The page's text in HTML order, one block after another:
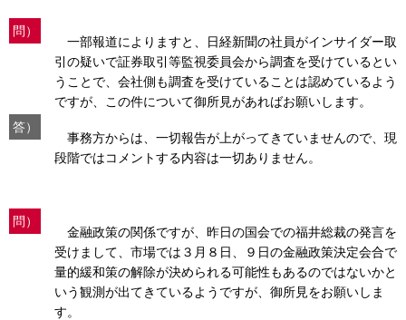
問）
一部報道によりますと、日経新聞の社員がインサイダー取
引の疑いで証券取引等監視委員会から調査を受けているとい
うことで、会社側も調査を受けていることは認めているよう
ですが、この件について御所見があればお願いします。
答）
事務方からは、一切報告が上がってきていませんので、現
段階ではコメントする内容は一切ありません。
問）
金融政策の関係ですが、昨日の国会での福井総裁の発言を
受けまして、市場では３月８日、９日の金融政策決定会合で
量的緩和策の解除が決められる可能性もあるのではないかと
いう観測が出てきているようですが、御所見をお願いしま
す。